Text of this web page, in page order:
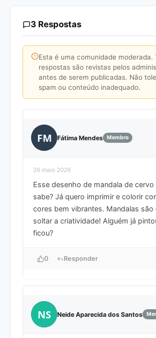
3 Respostas
Esta é uma comunidade moderada.
respostas são revistas pelos
antes de serem publicadas. Não
spam ou conteúdo inadequado.
FM Fátima Mendes Membro
26 maio 2026
Esse desenho de mandala de cervo
sabe? Já quero imprimir e colorir
cores bem vibrantes. Mandalas são
soltar a criatividade! Alguém já
ficou?
0 Responder
NS Neide Aparecida dos Santos